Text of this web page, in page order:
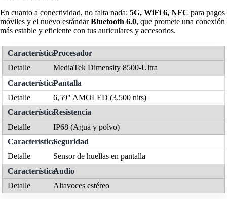
En cuanto a conectividad, no falta nada: 5G, WiFi 6, NFC para pagos
móviles y el nuevo estándarBluetooth 6.0, que promete una conexión
más estable y eficiente con tus auriculares y accesorios.
Procesador
MediaTek Dimensity 8500-Ultra
Pantalla
6,59″ AMOLED (3.500 nits)
Resistencia
IP68 (Agua y polvo)
Seguridad
Sensor de huellas en pantalla
Audio
Altavoces estéreo